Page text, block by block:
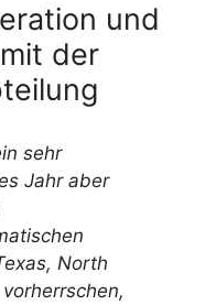
und
der
sehr
Jahr aber
North